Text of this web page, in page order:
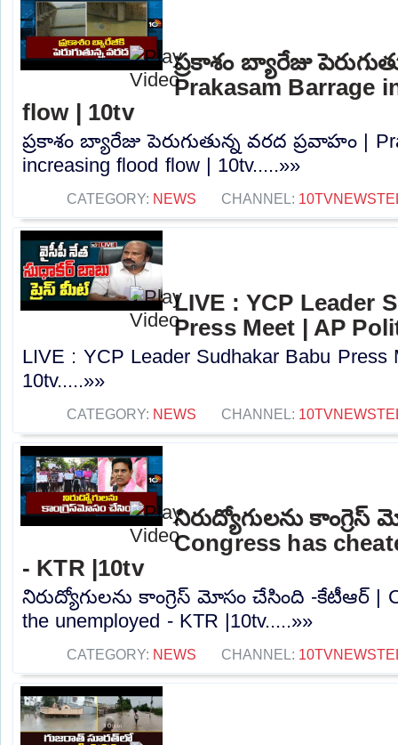
ప్రకాశం బ్యారేజు
Prakasam Barrage
flow | 10tv
ప్రకాశం బ్యారేజు పెరుగుతున్న వరద ప్రవాహం |
increasing flood flow | 10tv.....»»
CATEGORY: NEWS CHANNEL:
LIVE : YCP Leader
Press Meet | AP
LIVE : YCP Leader Sudhakar Babu Press
10tv.....»»
CATEGORY: NEWS CHANNEL:
నిరుద్యోగులను
Congress has
- KTR |10tv
నిరుద్యోగులను కాంగ్రెస్ మోసం చేసింది -కేటీఆర్ |
the unemployed - KTR |10tv.....»»
CATEGORY: NEWS CHANNEL: